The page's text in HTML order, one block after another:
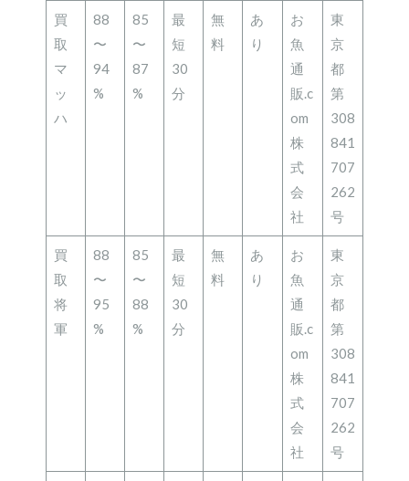
買
取
マ
ッ
ハ
88
〜
94
%
85
〜
87
%
最
短
30
分
無
料
あ
り
お
魚
通
販.c
om
株
式
会
社
東
京
都
第
308
841
707
262
号
買
取
将
軍
88
〜
95
%
85
〜
88
%
最
短
30
分
無
料
あ
り
お
魚
通
販.c
om
株
式
会
社
東
京
都
第
308
841
707
262
号